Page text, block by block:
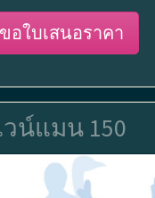
อใบเสนอราคา
น์แมน 150